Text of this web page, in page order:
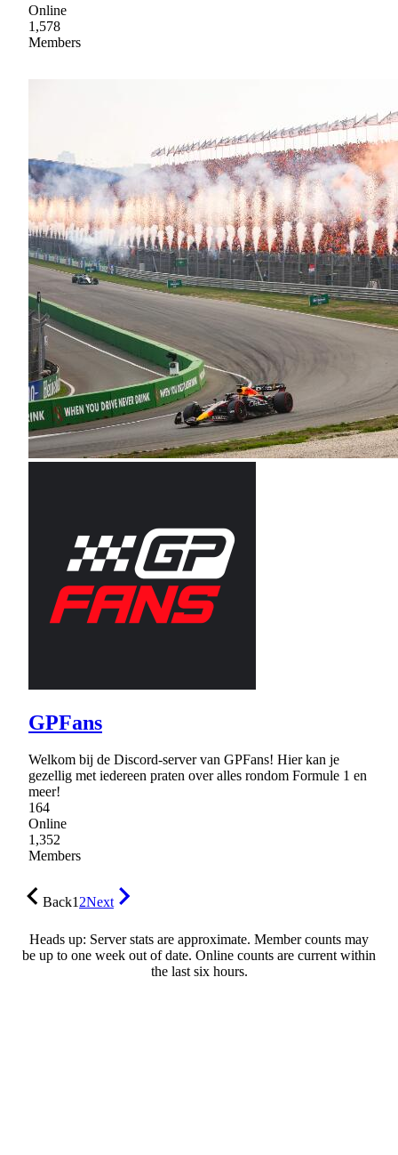
Online
1,578
Members
GPFans
Welkom bij de Discord-server van GPFans! Hier kan je
gezellig met iedereen praten over alles rondom Formule 1 en
meer!
164
Online
1,352
Members
Back12Next
Heads up: Server stats are approximate. Member counts may
be up to one week out of date. Online counts are current within
the last six hours.